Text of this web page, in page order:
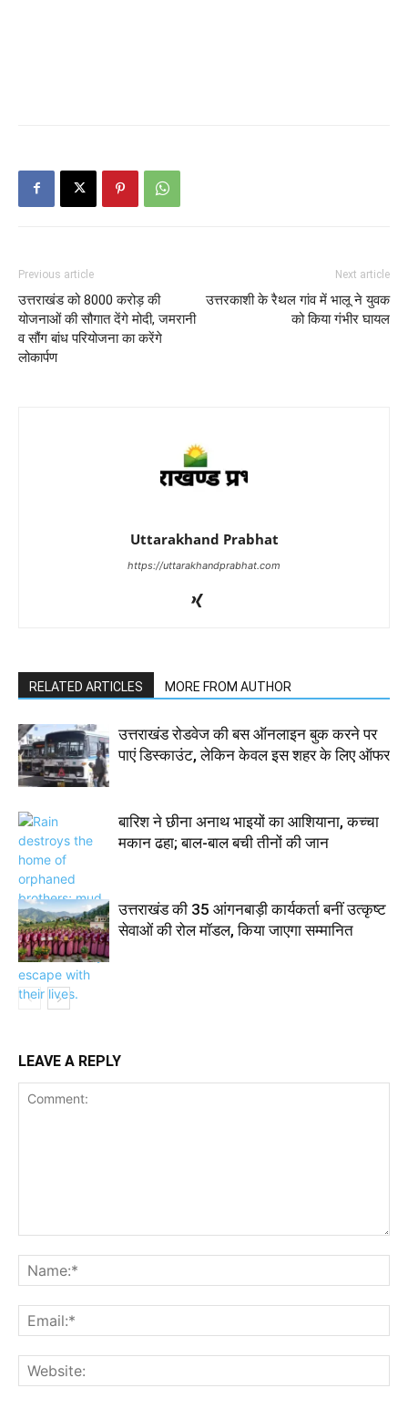
Previous article
उत्तराखंड को 8000 करोड़ की
योजनाओं की सौगात देंगे मोदी, जमरानी
व सौंग बांध परियोजना का करेंगे
लोकार्पण
Next article
उत्तरकाशी के रैथल गांव में भालू ने युवक
को किया गंभीर घायल
Uttarakhand Prabhat
https://uttarakhandprabhat.com
RELATED ARTICLES MORE FROM AUTHOR
उत्तराखंड रोडवेज की बस ऑनलाइन बुक करने पर
पाएं डिस्काउंट, लेकिन केवल इस शहर के लिए ऑफर
बारिश ने छीना अनाथ भाइयों का आशियाना, कच्चा
मकान ढहा; बाल-बाल बची तीनों की जान
उत्तराखंड की 35 आंगनबाड़ी कार्यकर्ता बनीं उत्कृष्ट
सेवाओं की रोल मॉडल, किया जाएगा सम्मानित
LEAVE A REPLY